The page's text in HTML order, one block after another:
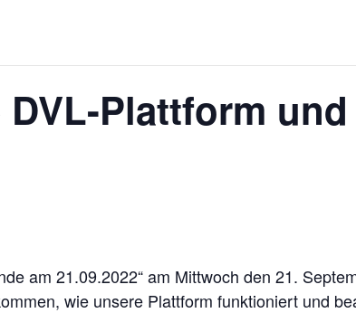
Plattform
am 21.09.2022“ am Mittwoch den 21.
wie unsere Plattform funktioniert und